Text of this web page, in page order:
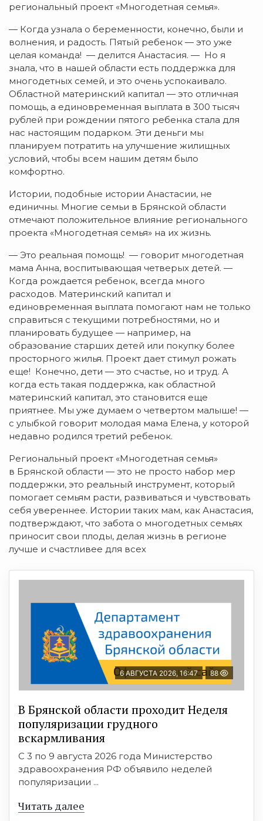
региональный проект «Многодетная семья».
— Когда узнала о беременности, конечно, были и
волнения, и радость. Пятый ребенок — это уже
целая команда! — делится Анастасия. — Но я
знала, что в нашей области есть поддержка для
многодетных семей, и это очень успокаивало.
Областной материнский капитал — это отличная
помощь, а единовременная выплата в 300 тысяч
рублей при рождении пятого ребенка стала для
нас настоящим подарком. Эти деньги мы
планируем потратить на улучшение жилищных
условий, чтобы всем нашим детям было
комфортно.
Истории, подобные истории Анастасии, не
единичны. Многие семьи в Брянской области
отмечают положительное влияние регионального
проекта «Многодетная семья» на их жизнь.
— Это реальная помощь! — говорит многодетная
мама Анна, воспитывающая четверых детей. —
Когда рождается ребенок, всегда много
расходов. Материнский капитал и
единовременная выплата помогают нам не только
справиться с текущими потребностями, но и
планировать будущее — например, на
образование старших детей или покупку более
просторного жилья. Проект дает стимул рожать
еще! Конечно, дети — это счастье, но и труд. А
когда есть такая поддержка, как областной
материнский капитал, это становится еще
приятнее. Мы уже думаем о четвертом малыше! —
с улыбкой говорит молодая мама Елена, у которой
недавно родился третий ребенок.
Региональный проект «Многодетная семья»
в Брянской области — это не просто набор мер
поддержки, это реальный инструмент, который
помогает семьям расти, развиваться и чувствовать
себя увереннее. Истории таких мам, как Анастасия,
подтверждают, что забота о многодетных семьях
приносит свои плоды, делая жизнь в регионе
лучше и счастливее для всех
6 АВГУСТА 2026, 16:47 88
В Брянской области проходит Неделя
популяризации грудного
вскармливания
С 3 по 9 августа 2026 года Министерство
здравоохранения РФ объявило неделей
популяризации ...
Читать далее